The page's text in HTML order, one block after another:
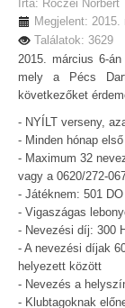
Írta: Rőczei Norbert
Megjelent: 2015.
Találatok: 3629
2015. március 6-
mely a Pécs
következőket
- NYÍLT verseny,
- Minden hónap
- Maximum 32
vagy a 0620/272-
- Játéknem: 501 DO
- Vigaszágas
- Nevezési díj: 300
- A nevezési díjak
helyezett között
- Nevezés a
- Klubtagoknak